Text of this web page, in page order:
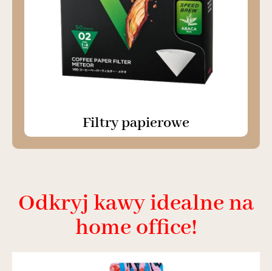
Filtry papierowe
Odkryj kawy idealne na
home office!